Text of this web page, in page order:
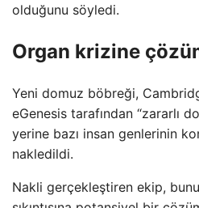
olduğunu söyledi.
Organ krizine
Yeni domuz böbreği,
eGenesis tarafından “zararlı
yerine bazı insan genlerinin
nakledildi.
Nakli gerçekleştiren ekip,